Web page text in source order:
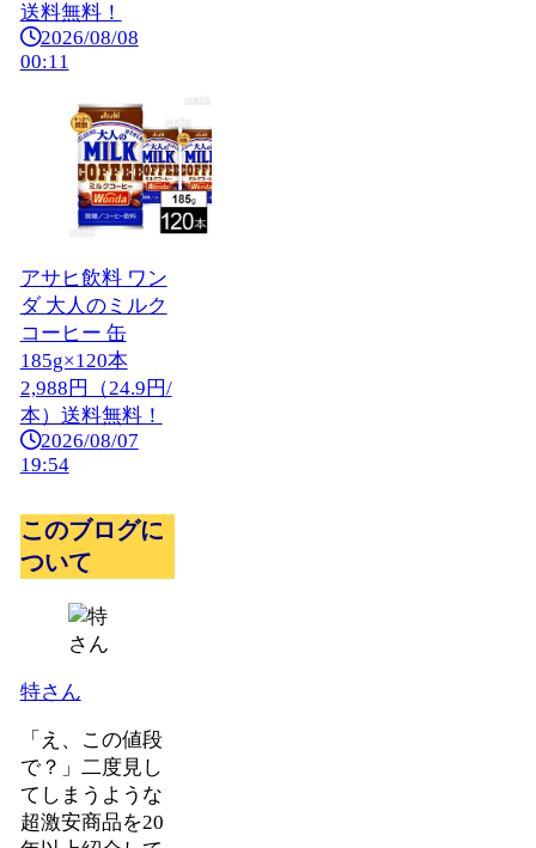
送料無料！
2026/08/08
00:11
アサヒ飲料 ワン
ダ 大人のミルク
コーヒー 缶
185g×120本
2,988円（24.9円/
本）送料無料！
2026/08/07
19:54
このブログに
ついて
特さん
「え、この値段
で？」二度見し
てしまうような
超激安商品を20